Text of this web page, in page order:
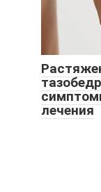
лечения